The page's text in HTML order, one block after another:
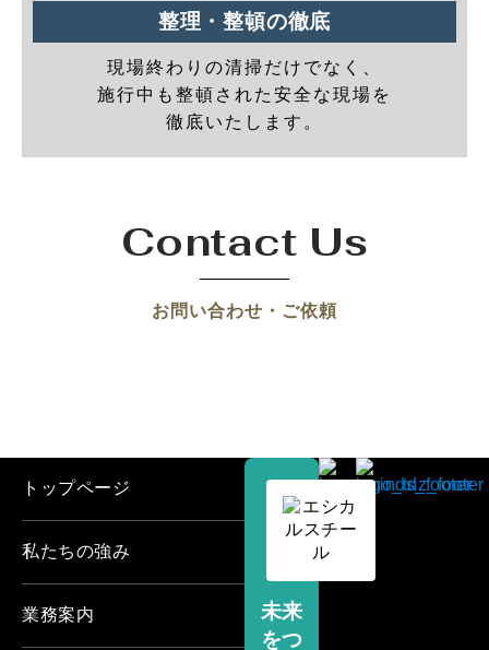
整理・整頓の徹底
現場終わりの清掃だけでなく、
施行中も整頓された安全な現場を
徹底いたします。
Contact Us
お問い合わせ・ご依頼
未来
をつ
トップページ
私たちの強み
業務案内